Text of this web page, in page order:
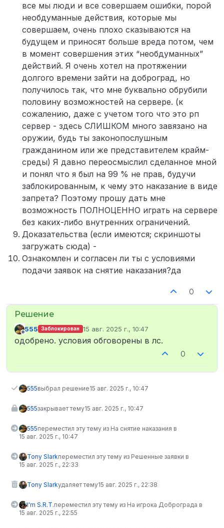
все мы люди и все совершаем ошибки, порой
необдуманные действия, которые мы
совершаем, очень плохо сказываются на
будущем и приносят больше вреда потом, чем
в момент совершения этих “необдуманных”
действий. Я очень хотел на протяжении
долгого времени зайти на доброград, но
получилось так, что мне буквально обрубили
половину возможностей на сервере. (к
сожалению, даже с учетом того что это рп
сервер - здесь СЛИШКОМ много завязано на
оружии, будь ты законопослушным
гражданином или же представителем крайм-
среды) Я давно переосмыслил сделанное мной
и понял что я был на 99 % не прав, будучи
заблокированным, к чему это наказание в виде
запрета? Поэтому прошу дать мне
возможность ПОЛНОЦЕННО играть на сервере
без каких-либо внутренних ограничений.
Доказательства (если имеются; скриншоты
загружать сюда) -
Ознакомлен и согласен ли ты с условиями
подачи заявок на снятие наказания?да
0
Не в сети
555 Заблокирован 15 авг. 2025 г., 10:47
отредактировано
одобрено. условия обговорены в лс.
0
555выбрал решение15 авг. 2025 г., 10:47
555закрывает тему15 авг. 2025 г., 10:47
555переместил эту тему из На снятие наказания в
15 авг. 2025 г., 10:47
Tony Slarkпереместил эту тему из Решенные заявки в
15 авг. 2025 г., 22:33
Tony Slarkудаляет тему15 авг. 2025 г., 22:38
I'm S.R.T.переместил эту тему из На игрока Доброграда в
15 авг. 2025 г., 22:55